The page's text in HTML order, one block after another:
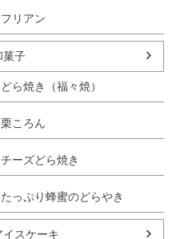
フリアン
菓子
どら焼き（福々焼）
栗ころん
チーズどら焼き
たっぷり蜂蜜のどらやき
イスケーキ